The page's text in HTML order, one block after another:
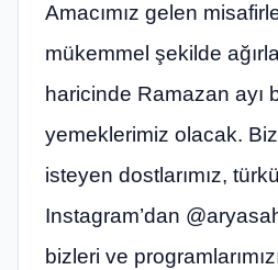
Amacımız gelen
mükemmel şekilde
haricinde Ramazan ayı
yemeklerimiz olacak.
isteyen dostlarımız,
Instagram’dan
bizleri ve